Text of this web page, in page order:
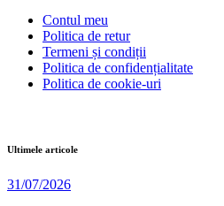
Contul meu
Politica de retur
Termeni și condiții
Politica de confidențialitate
Politica de cookie-uri
Ultimele articole
31/07/2026